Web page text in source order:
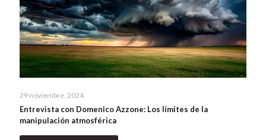
29 noviembre, 2024
Entrevista con Domenico Azzone: Los límites de la
manipulación atmosférica